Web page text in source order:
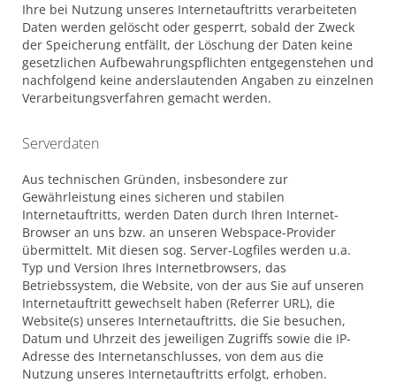
Ihre bei Nutzung unseres Internetauftritts verarbeiteten
Daten werden gelöscht oder gesperrt, sobald der Zweck
der Speicherung entfällt, der Löschung der Daten keine
gesetzlichen Aufbewahrungspflichten entgegenstehen und
nachfolgend keine anderslautenden Angaben zu einzelnen
Verarbeitungsverfahren gemacht werden.
Serverdaten
Aus technischen Gründen, insbesondere zur
Gewährleistung eines sicheren und stabilen
Internetauftritts, werden Daten durch Ihren Internet-
Browser an uns bzw. an unseren Webspace-Provider
übermittelt. Mit diesen sog. Server-Logfiles werden u.a.
Typ und Version Ihres Internetbrowsers, das
Betriebssystem, die Website, von der aus Sie auf unseren
Internetauftritt gewechselt haben (Referrer URL), die
Website(s) unseres Internetauftritts, die Sie besuchen,
Datum und Uhrzeit des jeweiligen Zugriffs sowie die IP-
Adresse des Internetanschlusses, von dem aus die
Nutzung unseres Internetauftritts erfolgt, erhoben.